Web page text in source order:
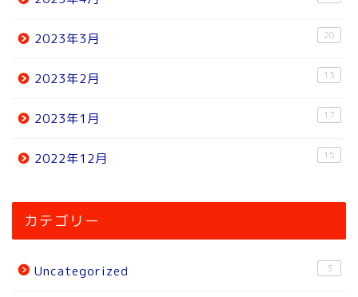
2023年3月 20
2023年2月 13
2023年1月 17
2022年12月 15
カテゴリー
Uncategorized 3
ニュース